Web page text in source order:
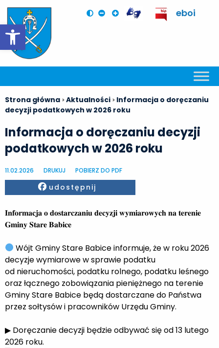
Otwórz pasek narzędzi
eboi
Strona główna >Aktualności > Informacja o doręczaniu
decyzji podatkowych w 2026 roku
Informacja o doręczaniu decyzji
podatkowych w 2026 roku
11.02.2026 DRUKUJ POBIERZ DO PDF
Facebook
udostępnij
𝐈𝐧𝐟𝐨𝐫𝐦𝐚𝐜𝐣𝐚 𝐨 𝐝𝐨𝐬𝐭𝐚𝐫𝐜𝐳𝐚𝐧𝐢𝐮 𝐝𝐞𝐜𝐲𝐳𝐣𝐢 𝐰𝐲𝐦𝐢𝐚𝐫𝐨𝐰𝐲𝐜𝐡 𝐧𝐚 𝐭𝐞𝐫𝐞𝐧𝐢𝐞
𝐆𝐦𝐢𝐧𝐲 𝐒𝐭𝐚𝐫𝐞 𝐁𝐚𝐛𝐢𝐜𝐞
Wójt Gminy Stare Babice informuje, że w roku 2026
decyzje wymiarowe w sprawie podatku
od nieruchomości, podatku rolnego, podatku leśnego
oraz łącznego zobowiązania pieniężnego na terenie
Gminy Stare Babice będą dostarczane do Państwa
przez sołtysów i pracowników Urzędu Gminy.
▶ Doręczanie decyzji będzie odbywać się od 13 lutego
2026 roku.